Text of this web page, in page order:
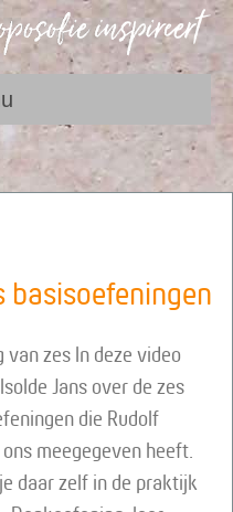
basisoefeningen
van zes In deze video
Jans over de zes
die Rudolf
meegegeven heeft.
daar zelf in de praktijk